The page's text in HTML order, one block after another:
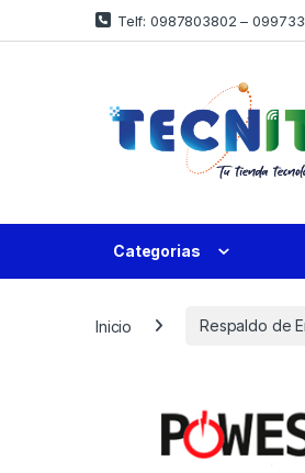
Telf: 0987803802 –
Categorias
Inicio Respaldo de